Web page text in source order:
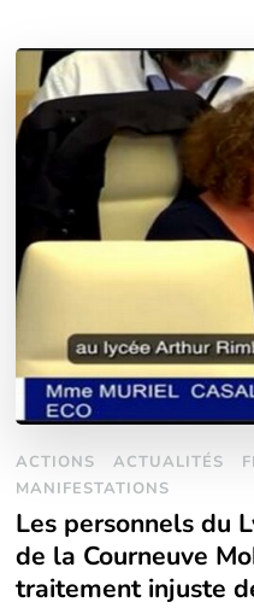
ACTIONS ACTUALITÉS
MANIFESTATIONS
Les personnels du
de la Courneuve
traitement injuste